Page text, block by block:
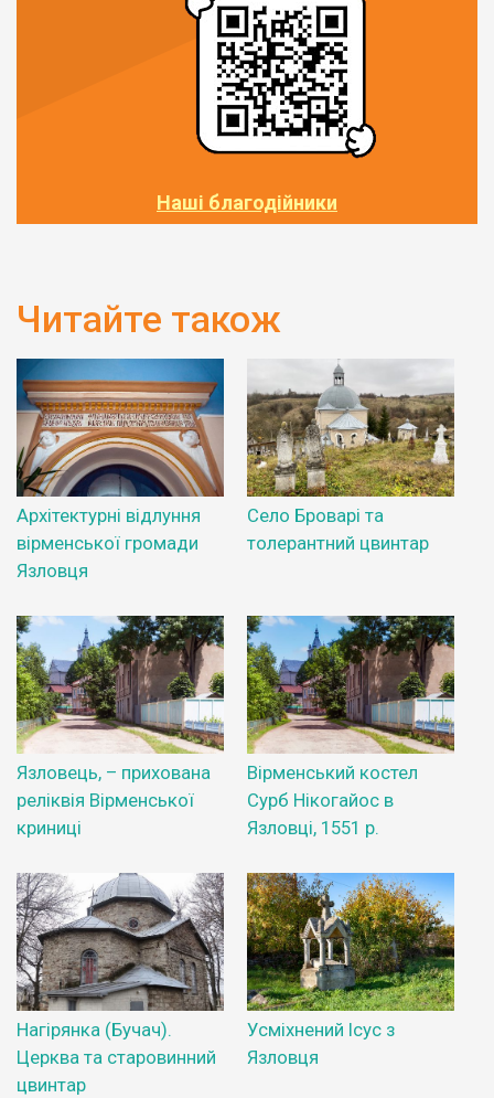
Наші благодійники
Читайте також
Архітектурні відлуння
вірменської громади
Язловця
Село Броварі та
толерантний цвинтар
Язловець, – прихована
реліквія Вірменської
криниці
Вірменський костел
Сурб Нікогайос в
Язловці, 1551 р.
Нагірянка (Бучач).
Церква та старовинний
цвинтар
Усміхнений Ісус з
Язловця